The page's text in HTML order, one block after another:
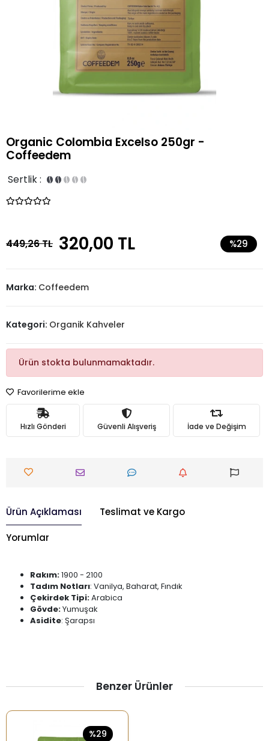
Organic Colombia Excelso 250gr -
Coffeedem
Sertlik :
449,26 TL 320,00 TL %29
Marka: Coffeedem
Kategori: Organik Kahveler
Ürün stokta bulunmamaktadır.
Favorilerime ekle
Hızlı Gönderi Güvenli Alışveriş İade ve Değişim
Ürün Açıklaması Teslimat ve Kargo
Yorumlar
Rakım:1900 - 2100
Tadım Notları: Vanilya, Baharat, Fındık
Çekirdek Tipi:Arabica
Gövde:Yumuşak
Asidite: Şarapsı
Benzer Ürünler
%29